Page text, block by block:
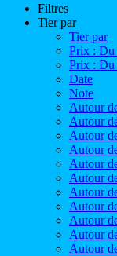
Filtres
Tier par
Tier par
Prix : Du
Prix : Du
Date
Note
Autour
Autour
Autour
Autour
Autour
Autour
Autour
Autour
Autour
Autour
Autour